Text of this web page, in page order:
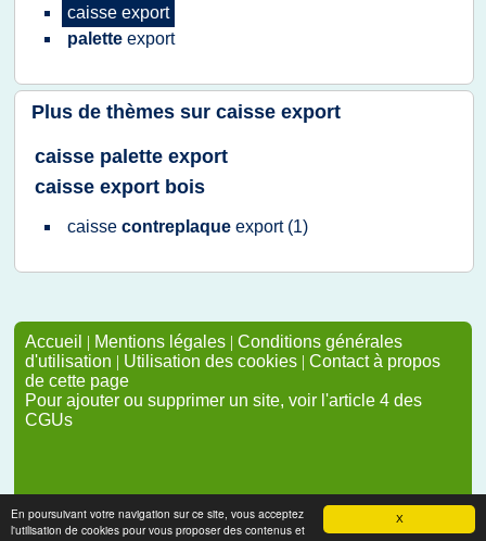
X
En poursuivant votre navigation sur ce site, vous acceptez
l'utilisation de cookies pour vous proposer des contenus et
caisse export
palette export
Plus de thèmes sur caisse export
caisse palette export
caisse export bois
caisse contreplaque export (1)
Accueil | Mentions légales | Conditions générales
d'utilisation | Utilisation des cookies | Contact à propos
de cette page
Pour ajouter ou supprimer un site, voir l'article 4 des
CGUs